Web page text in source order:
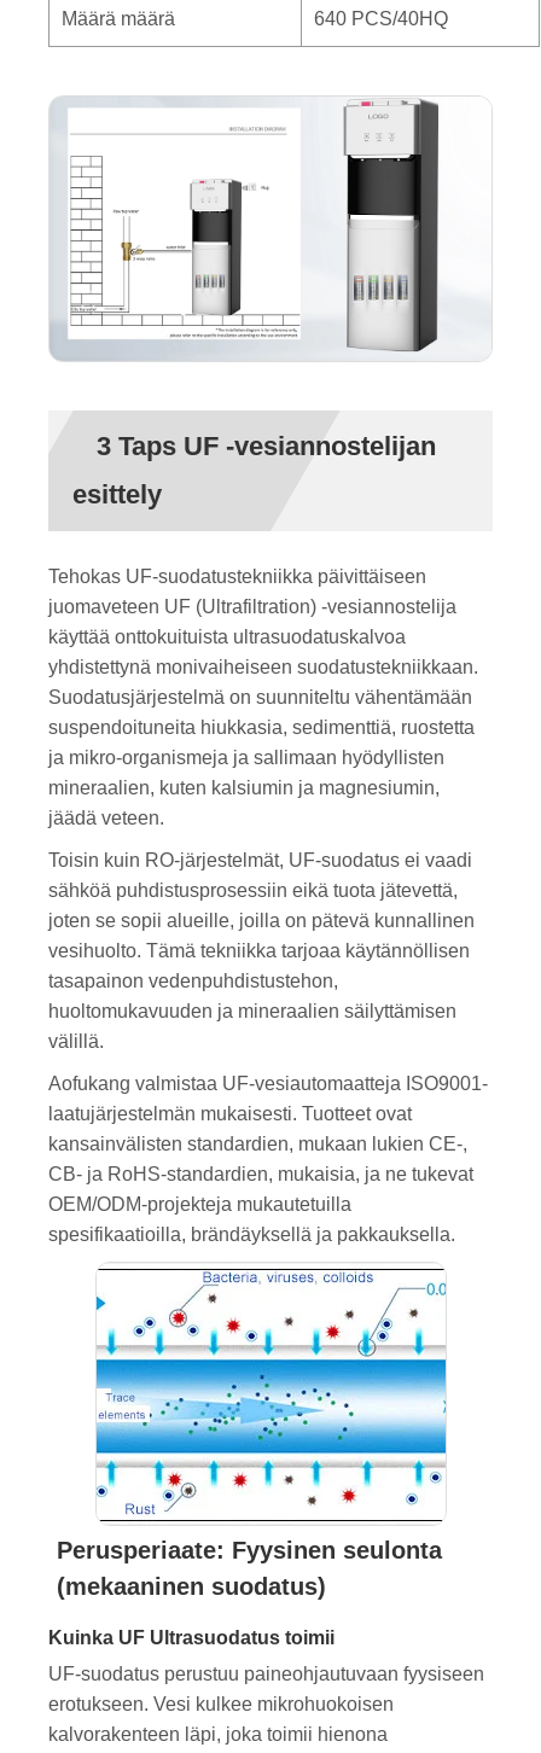
Määrä määrä 640 PCS/40HQ
3 Taps UF -vesiannostelijan
esittely
Tehokas UF-suodatustekniikka päivittäiseen
juomaveteen UF (Ultrafiltration) -vesiannostelija
käyttää onttokuituista ultrasuodatuskalvoa
yhdistettynä monivaiheiseen suodatustekniikkaan.
Suodatusjärjestelmä on suunniteltu vähentämään
suspendoituneita hiukkasia, sedimenttiä, ruostetta
ja mikro-organismeja ja sallimaan hyödyllisten
mineraalien, kuten kalsiumin ja magnesiumin,
jäädä veteen.
Toisin kuin RO-järjestelmät, UF-suodatus ei vaadi
sähköä puhdistusprosessiin eikä tuota jätevettä,
joten se sopii alueille, joilla on pätevä kunnallinen
vesihuolto. Tämä tekniikka tarjoaa käytännöllisen
tasapainon vedenpuhdistustehon,
huoltomukavuuden ja mineraalien säilyttämisen
välillä.
Aofukang valmistaa UF-vesiautomaatteja ISO9001-
laatujärjestelmän mukaisesti. Tuotteet ovat
kansainvälisten standardien, mukaan lukien CE-,
CB- ja RoHS-standardien, mukaisia, ja ne tukevat
OEM/ODM-projekteja mukautetuilla
spesifikaatioilla, brändäyksellä ja pakkauksella.
Perusperiaate: Fyysinen seulonta
(mekaaninen suodatus)
Kuinka UF Ultrasuodatus toimii
UF-suodatus perustuu paineohjautuvaan fyysiseen
erotukseen. Vesi kulkee mikrohuokoisen
kalvorakenteen läpi, joka toimii hienona